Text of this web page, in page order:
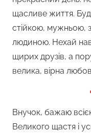
щасливе життя.
стійкою, мужньою,
людиною. Нехай
щирих друзів, а
велика, вірна
Внучок, бажаю
Великого щастя і